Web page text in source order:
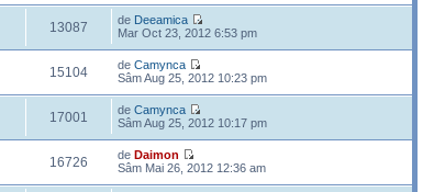
13087 de Deeamica
Mar Oct 23, 2012 6:53 pm
15104 de Camynca
Sâm Aug 25, 2012 10:23 pm
17001 de Camynca
Sâm Aug 25, 2012 10:17 pm
16726 de Daimon
Sâm Mai 26, 2012 12:36 am